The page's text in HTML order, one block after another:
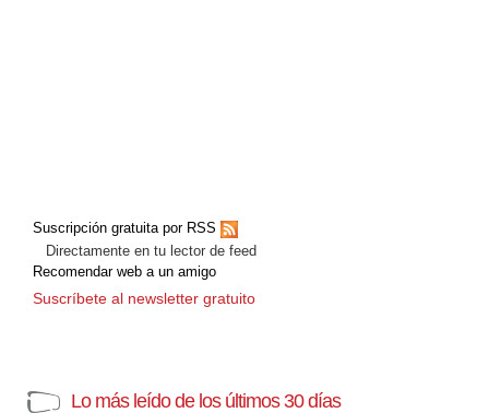
Suscripción gratuita por RSS
Directamente en tu lector de feed
Recomendar web a un amigo
Suscríbete al newsletter gratuito
Lo más leído de los últimos 30 días